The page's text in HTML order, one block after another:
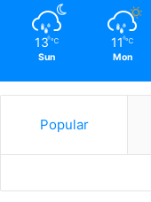
13 ℃
Sun
11 ℃
Mon
Popular